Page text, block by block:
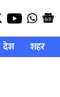
देश शहर